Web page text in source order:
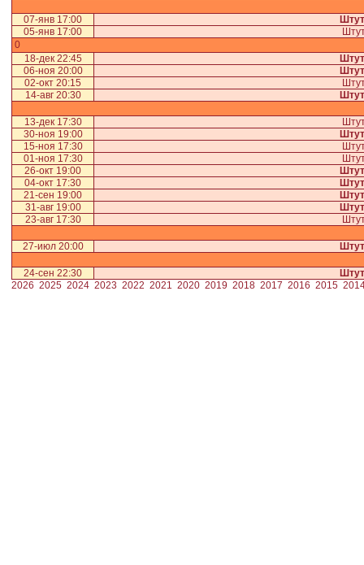
07-янв 17:00
05-янв 17:00
0
18-дек 22:45
06-ноя 20:00
02-окт 20:15
14-авг 20:30
13-дек 17:30
30-ноя 19:00
15-ноя 17:30
01-ноя 17:30
26-окт 19:00
04-окт 17:30
21-сен 19:00
31-авг 19:00
23-авг 17:30
27-июл 20:00
24-сен 22:30
2026 2025 2024 2023 2022 2021 2020 2019 2018 2017 2016 2015